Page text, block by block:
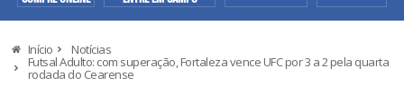
Início Notícias
Futsal Adulto: com superação, Fortaleza vence UFC por 3 a 2 pela quarta
rodada do Cearense